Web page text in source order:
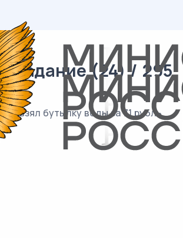
задание (24) / 295
и взял бутылку воды за 71 рубль.